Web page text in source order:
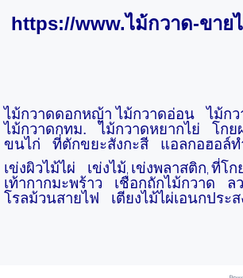
https://www.ไม้กวาด-ขาย
ไม้กวาดดอกหญ้า ไม้กวาดอ่อน
ไม้ก
ไม้กวาดกทม.
ไม้กวาดหยากไย่ โกย
ขนไก่
ที่ตักขยะสังกะสี
แอลกอฮอล์
เข่งผิวไม้ไผ่
เข่งไม้ เข่งพลาสติก ที่โก
เท้ากากมะพร้าว
เชือกถักไม้กวาด
ล
โรลม้วนสายไฟ
เตียงไม้ไผ่เอนกประ